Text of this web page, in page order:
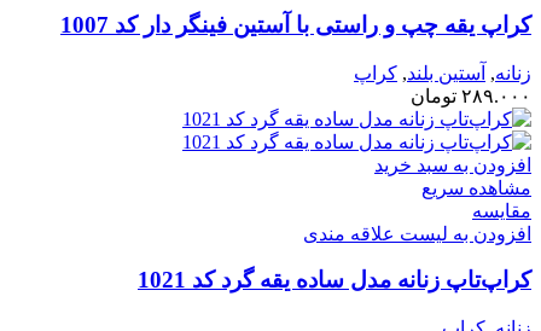
کراپ یقه چپ و راستی با آستین فینگر دار کد 1007
زنانه, آستین بلند, کراپ
۲۸۹.۰۰۰ تومان
افزودن به سبد خرید
مشاهده سریع
مقایسه
افزودن به لیست علاقه مندی
کراپ‌تاپ زنانه مدل ساده یقه گرد کد 1021